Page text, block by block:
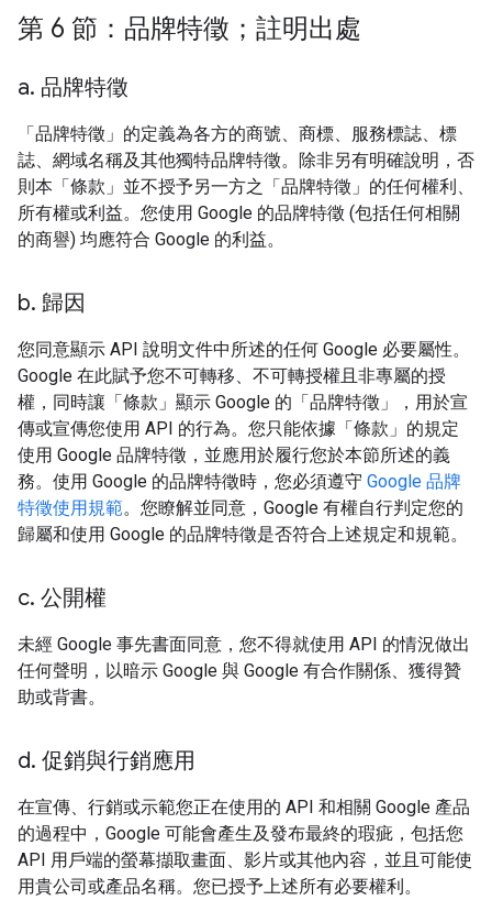
第 6 節：品牌特徵；註明出處
a. 品牌特徵
「品牌特徵」的定義為各方的商號、商標、服務標誌、標
誌、網域名稱及其他獨特品牌特徵。除非另有明確說明，否
則本「條款」並不授予另一方之「品牌特徵」的任何權利、
所有權或利益。您使用 Google 的品牌特徵 (包括任何相關
的商譽) 均應符合 Google 的利益。
b. 歸因
您同意顯示 API 說明文件中所述的任何 Google 必要屬性。
Google 在此賦予您不可轉移、不可轉授權且非專屬的授
權，同時讓「條款」顯示 Google 的「品牌特徵」，用於宣
傳或宣傳您使用 API 的行為。您只能依據「條款」的規定
使用 Google 品牌特徵，並應用於履行您於本節所述的義
務。使用 Google 的品牌特徵時，您必須遵守 Google 品牌
特徵使用規範。您瞭解並同意，Google 有權自行判定您的
歸屬和使用 Google 的品牌特徵是否符合上述規定和規範。
c. 公開權
未經 Google 事先書面同意，您不得就使用 API 的情況做出
任何聲明，以暗示 Google 與 Google 有合作關係、獲得贊
助或背書。
d. 促銷與行銷應用
在宣傳、行銷或示範您正在使用的 API 和相關 Google 產品
的過程中，Google 可能會產生及發布最終的瑕疵，包括您
API 用戶端的螢幕擷取畫面、影片或其他內容，並且可能使
用貴公司或產品名稱。您已授予上述所有必要權利。